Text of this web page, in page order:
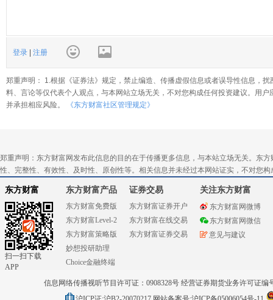
登录 注册
郑重声明： 1.根据《证券法》规定，禁止编造、传播虚假信息或者误导性信息，
料、言论等仅代表个人观点，与本网站立场无关，不对您构成任何投资建议。用
并承担相应风险。
《东方财富社区管理规定》
郑重声明：东方财富网发布此信息的目的在于传播更多信息，与本站立场无关。东
性、完整性、有效性、及时性、原创性等。相关信息并未经过本网站证实，不对您
东方财富
扫一扫下载
APP
东方财富产品
东方财富免费版
东方财富Level-2
东方财富策略版
妙想投研助理
Choice金融终端
证券交易
东方财富证券开户
东方财富在线交易
东方财富证券交易
关注东方财富
东方财富网微博
东方财富网微信
意见与建议
信息网络传播视听节目许可证：0908328号 经营证券期货业务许可证编